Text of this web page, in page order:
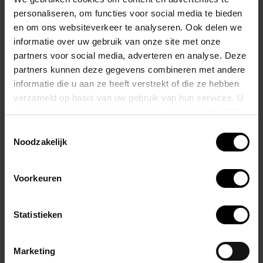
personaliseren, om functies voor social media te bieden
en om ons websiteverkeer te analyseren. Ook delen we
informatie over uw gebruik van onze site met onze
partners voor social media, adverteren en analyse. Deze
partners kunnen deze gegevens combineren met andere
informatie die u aan ze heeft verstrekt of die ze hebben
verzameld op basis van uw gebruik van hun services. U
Noodzakelijk
Voorkeuren
Statistieken
Marketing
zachtglanzende tailleband met high-definition vezelkleuren en een
blauw en groen doorgestikte cup.
Voor welke look je ook gaat, PUMP! heeft wat je zoekt om je op je
gemak te voelen.
45 mm zwarte, groene en blauwe elastische tailleband
Blauw en groen stiksel
Materiaal: katoen 94% – elastaan ​​6%